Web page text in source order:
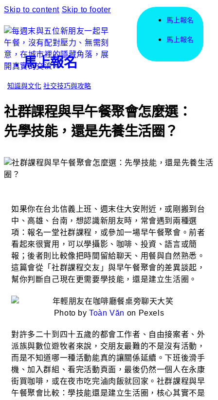
Skip to content Skip to footer
馬上報名
馬上報名
馬上報名
知識與文化 社交技巧與攻略
社群課程與早午餐聚會怎麼選：
先學技能，還是先養生活圈？
如果你在台北信義上班、週末住大安附近，或剛搬到台
中、高雄、台南，想認識新朋友時，常會遇到兩種選
項：報名一堂社群課程，或參加一場早午餐聚會。前者
看起來很實用，可以學攝影、咖啡、投資、語言或簡
報；後者則比較像把時間留給聊天、用餐與自然熟悉。
這篇會從「社群課程交友」與早午餐聚會的差異談起，
幫你判斷自己現在更需要學技能，還是建立生活圈。
Photo byToàn Văn on Pexels
對許多二十到四十五歲的都會工作者、自由接案者、外
派族與數位遊牧者來說，交朋友最難的不是沒有活動，
而是不知道哪一種活動能真的讓關係延續。下班後滑手
機、加入群組、看完活動頁面，最後仍然一個人在永康
街買咖啡，或在夜市吃完滷肉飯就回家。社群課程與早
午餐聚會比較：學技能還是建立生活圈，核心其實不是